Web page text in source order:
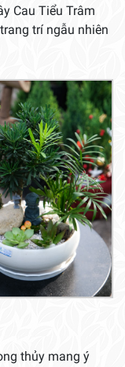
Cau Tiểu Trâm
trí ngẫu nhiên
thủy mang ý